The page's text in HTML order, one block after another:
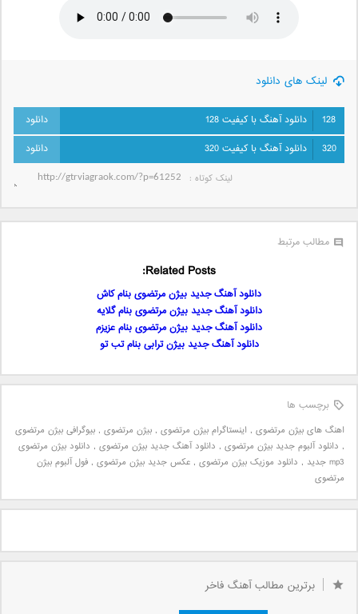
لینک های دانلود
128
دانلود آهنگ با کیفیت 128
320
دانلود آهنگ با کیفیت 320
لینک کوتاه‌ :
مطالب مرتبط
Related Posts:
دانلود آهنگ جدید بیژن مرتضوی بنام کاش
دانلود آهنگ جدید بیژن مرتضوی بنام گلایه
دانلود آهنگ جدید بیژن مرتضوی بنام عزیزم
دانلود آهنگ جدید بیژن ترابی بنام تب تو
برچسب ها
اهنگ های بیژن مرتضوی , اینستاگرام بیژن مرتضوی , بیژن مرتضوی , بیوگرافی بیژن مرتضوی
, دانلود آلبوم جدید بیژن مرتضوی , دانلود آهنگ جدید بیژن مرتضوی , دانلود بیژن مرتضوی
mp3 جدید
, دانلود موزیک بیژن مرتضوی , عکس جدید بیژن مرتضوی , فول آلبوم بیژن
مرتضوی
برترین مطالب آهنگ فاخر